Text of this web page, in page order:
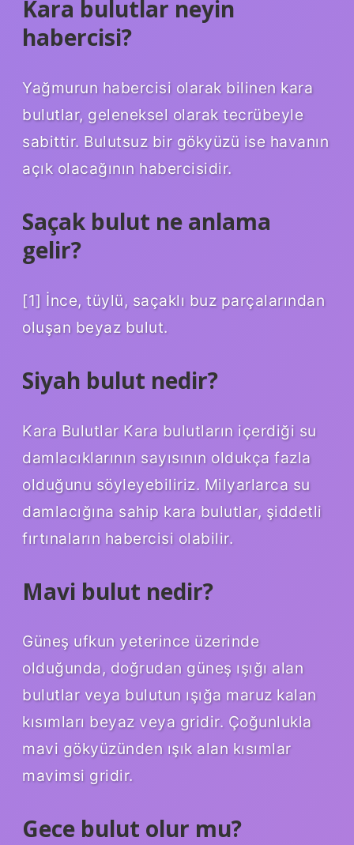
Kara bulutlar neyin
habercisi?
Yağmurun habercisi olarak bilinen kara
bulutlar, geleneksel olarak tecrübeyle
sabittir. Bulutsuz bir gökyüzü ise havanın
açık olacağının habercisidir.
Saçak bulut ne anlama
gelir?
[1] İnce, tüylü, saçaklı buz parçalarından
oluşan beyaz bulut.
Siyah bulut nedir?
Kara Bulutlar Kara bulutların içerdiği su
damlacıklarının sayısının oldukça fazla
olduğunu söyleyebiliriz. Milyarlarca su
damlacığına sahip kara bulutlar, şiddetli
fırtınaların habercisi olabilir.
Mavi bulut nedir?
Güneş ufkun yeterince üzerinde
olduğunda, doğrudan güneş ışığı alan
bulutlar veya bulutun ışığa maruz kalan
kısımları beyaz veya gridir. Çoğunlukla
mavi gökyüzünden ışık alan kısımlar
mavimsi gridir.
Gece bulut olur mu?